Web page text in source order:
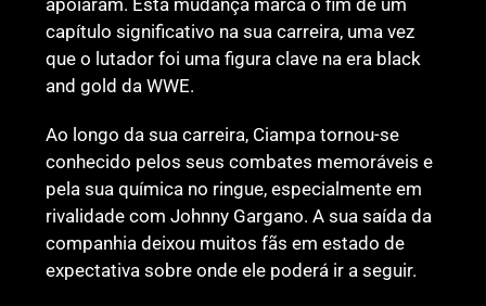
capítulo significativo na sua carreira, uma vez
que o lutador foi uma figura clave na era black
and gold da WWE.
Ao longo da sua carreira, Ciampa tornou-se
conhecido pelos seus combates memoráveis e
pela sua química no ringue, especialmente em
rivalidade com Johnny Gargano. A sua saída da
companhia deixou muitos fãs em estado de
expectativa sobre onde ele poderá ir a seguir.